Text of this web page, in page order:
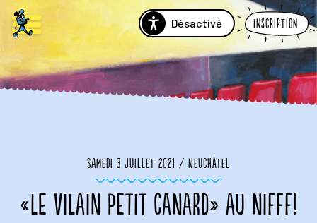
Désactivé Inscription
Samedi 3 juillet 2021 / Neuchâtel
«LE VILAIN PETIT CANARD» AU NIFFF!